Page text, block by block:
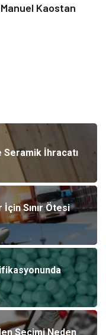
Kaostan
Seramik İhracatı
İçin Sınır Ötesi
Seçimi Neden